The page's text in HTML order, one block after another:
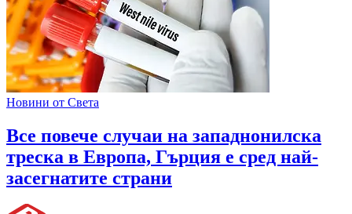
Новини от Света
Все повече случаи на западнонилска
треска в Европа, Гърция е сред най-
засегнатите страни